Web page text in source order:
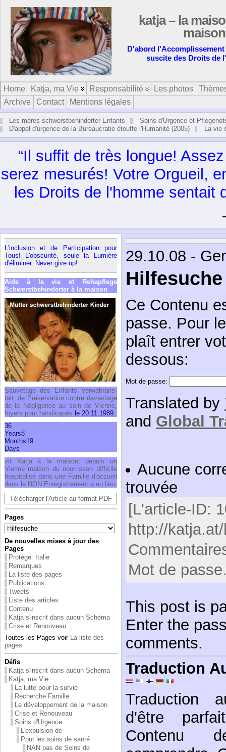
katja – la
D'abord
suscite des Droits de
Home Katja, ma Vie Responsabilité Les photos
Archive
Contact Mentions légales
Les mères schwerstbehinderter Enfants
Soins d'Urgence et
D'appel d'urgence de la Bureaucratie étouffe l'Humanité (2005)
La
“Il suf­fit de très longue!
serez mesu­rés! Votre Orgueil,
les Droits de l'homme sen­tait
L'in­clu­sion et de Par­ti­ci­pa­tion pour
Tous! L'obs­cu­rité, seule la Lumière
d'éli­mi­ner. Never give up!
Aide à la vie et Rehap­flege
Schwerst­be­hin­der­ter à la mai­son
Sau­ve­tage des Enfants Ver­wah­rans­
talt, de Pré­ser­va­tion contre davan­tage
de la Négli­gence au sein de Vienne,
foyers pour han­di­ca­pés le 20.11.1989.
36
Years8
Months19
Days
vit Katja à la mai­son, depuis un
Vienne mai­son du nour­ris­son dif­fi­cile
hos­pi­ta­lisé dans une Famille d'ac­cueil
dans le NON Enre­gis­tre­ment a eu lieu.
Télécharger l'Article au format PDF
Pages
De nouvelles mises à jour des
Pages
Protégé: Italie
Remarques
La liste des pages
Publications
Tweets
Liste des articles
Contenu
Katja s'inscrit dans aucun Schéma
Crise et Renouveau
Toutes les Pages voir
La liste des
pages
Défis
Katja s'inscrit dans aucun Schéma
Katja, ma Vie
La lutte pour la survie
Recherche Famille
Le développement de la maison
Crise et Renouveau
Soins d'Urgence
L'expulsion de
Pour les soins de santé
NAN pas de Soins de
29.10.08 -
Hilfesuche
Ce Contenu
passe. Pour
plaît entrer
dessous:
Mot de passe:
Translated by
and Global
Aucune
trouvée
[L'article-ID:
http://
Mot de
This post is
Enter the
comments.
Traduction
Traduction
d'être
Contenu